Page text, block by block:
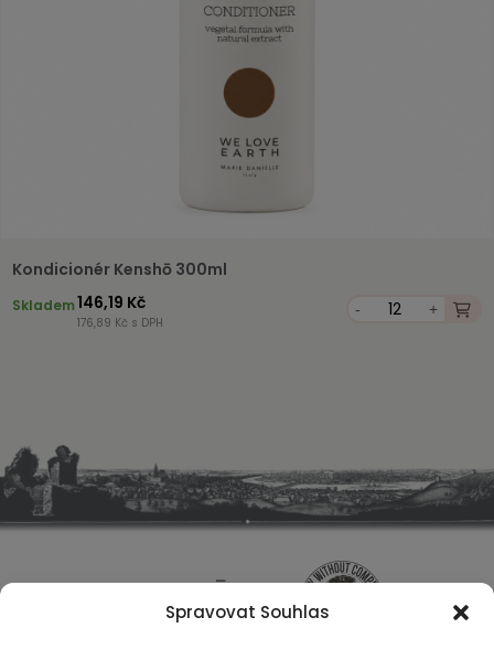
Spravovat Souhlas
Kondicionér Kenshō 300ml
Skladem146,19 Kč
176,89 Kč s DPH
- +